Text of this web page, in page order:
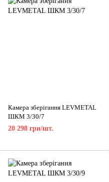
Камера зберігання LEVMETAL
ШКМ 3/30/7
20 298 грн/шт.